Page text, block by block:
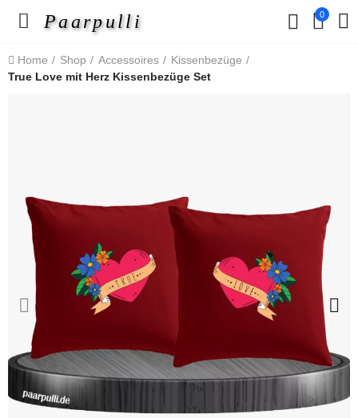
Paarpulli 0
Home Shop Accessoires
Kissenbezüge
True Love mit Herz Kissenbezüge Set